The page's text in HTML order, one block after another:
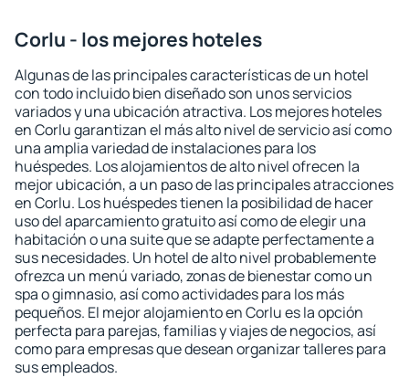
Corlu - los mejores hoteles
Algunas de las principales características de un hotel
con todo incluido bien diseñado son unos servicios
variados y una ubicación atractiva. Los mejores hoteles
en Corlu garantizan el más alto nivel de servicio así como
una amplia variedad de instalaciones para los
huéspedes. Los alojamientos de alto nivel ofrecen la
mejor ubicación, a un paso de las principales atracciones
en Corlu. Los huéspedes tienen la posibilidad de hacer
uso del aparcamiento gratuito así como de elegir una
habitación o una suite que se adapte perfectamente a
sus necesidades. Un hotel de alto nivel probablemente
ofrezca un menú variado, zonas de bienestar como un
spa o gimnasio, así como actividades para los más
pequeños. El mejor alojamiento en Corlu es la opción
perfecta para parejas, familias y viajes de negocios, así
como para empresas que desean organizar talleres para
sus empleados.